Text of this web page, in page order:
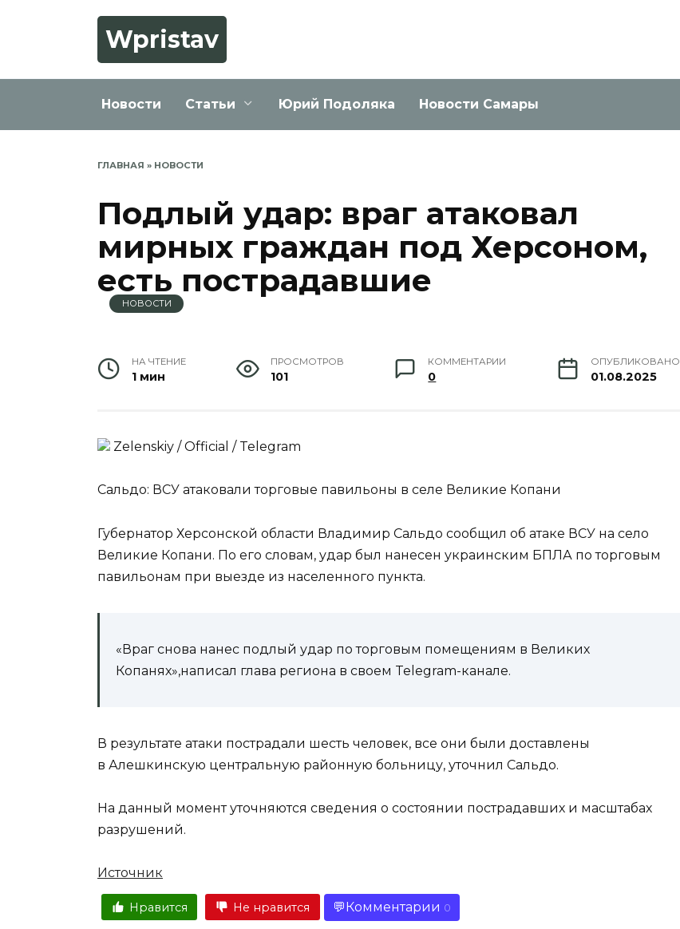
Wpristav
Новости Статьи Юрий Подоляка Новости Самары
ГЛАВНАЯ » НОВОСТИ
Подлый удар: враг атаковал
мирных граждан под Херсоном,
есть пострадавшие
НОВОСТИ
НА ЧТЕНИЕ
1 мин
ПРОСМОТРОВ
101
КОММЕНТАРИИ
0
ОПУБЛИКОВАНО
01.08.2025
Zеlеnskiу / Оfficiаl / Telegram
Сальдо: ВСУ атаковали торговые павильоны в селе Великие Копани
Губернатор Херсонской области Владимир Сальдо сообщил об атаке ВСУ на село
Великие Копани. По его словам, удар был нанесен украинским БПЛА по торговым
павильонам при выезде из населенного пункта.
«Враг снова нанес подлый удар по торговым помещениям в Великих
Копанях»,написал глава региона в своем Telegram-канале.
В результате атаки пострадали шесть человек, все они были доставлены
в Алешкинскую центральную районную больницу, уточнил Сальдо.
На данный момент уточняются сведения о состоянии пострадавших и масштабах
разрушений.
Источник
Нравится Не нравится Комментарии 0